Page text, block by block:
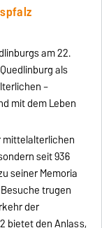
am 22.
als
–
mit dem Leben
mittelalterlichen
seit 936
seiner Memoria
trugen
der
bietet den Anlass,